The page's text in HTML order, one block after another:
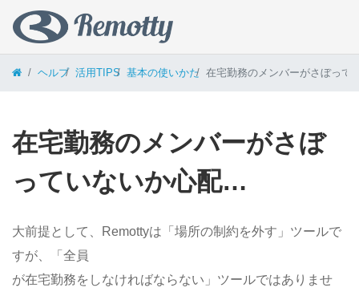
コンテンツへスキップ
ヘルプ 活用TIPS 基本の使いかた 在宅勤務のメンバーがさぼって
在宅勤務のメンバーがさぼ
っていないか⼼配…
⼤前提として、Remottyは「場所の制約を外す」ツールで
すが、「全員
が在宅勤務をしなければならない」ツールではありませ